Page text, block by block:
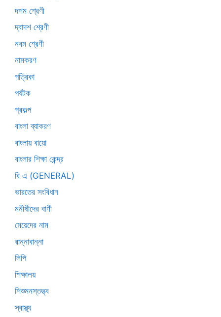
দশম শ্রেণী
দ্বাদশ শ্রেণী
নবম শ্রেণী
নামকরণ
পত্রিকা
পর্যটক
প্রকল্প
বাংলা ব্যাকরণ
বাংলায় বায়ো
বাংলার শিক্ষা কেন্দ্র
বি এ (GENERAL)
ভারতের সংবিধান
মনীষীদের বাণী
মেয়েদের নাম
রান্নাবান্না
লিপি
শিক্ষালয়
শিশুমনস্তত্ত্ব
স্বাস্থ্য